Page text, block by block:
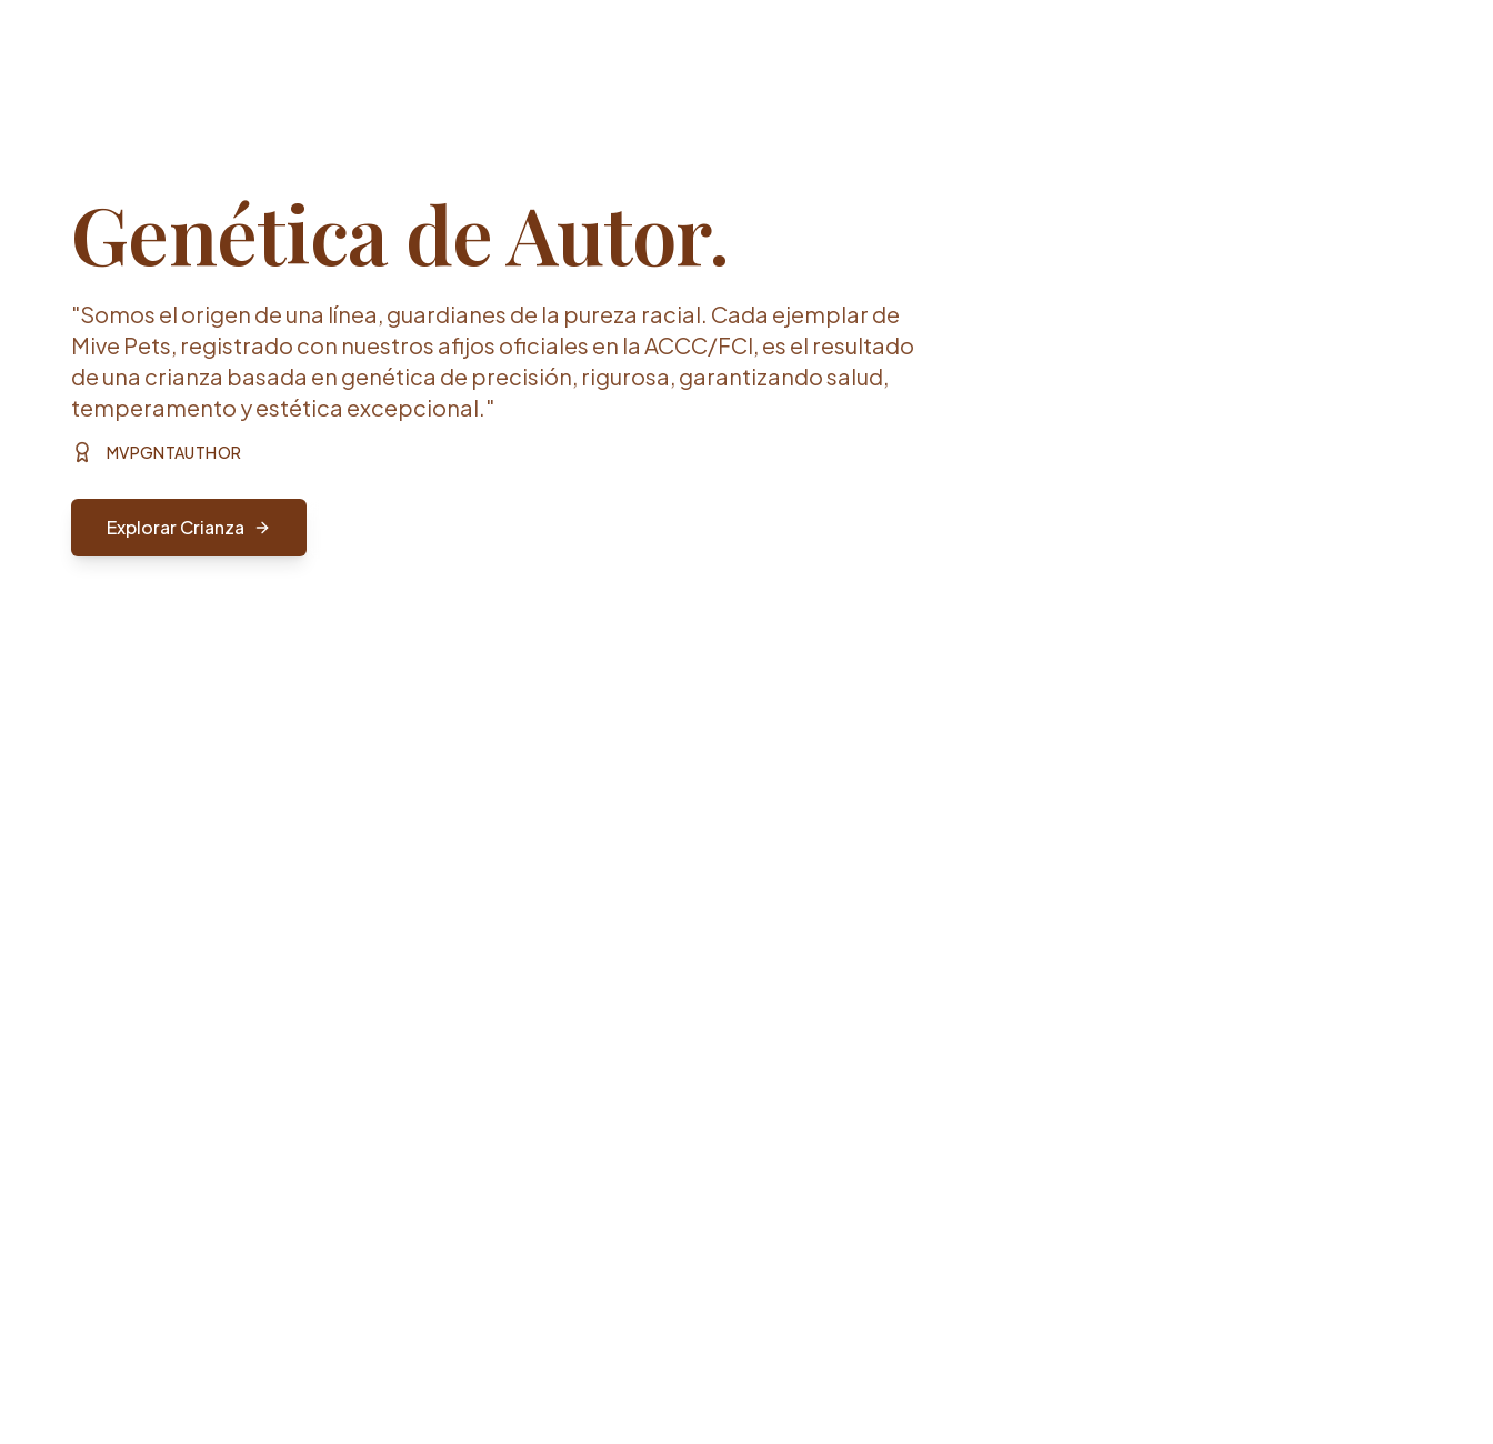
Genética de Autor.
"Somos el origen de una línea, guardianes de la pureza racial. Cada ejemplar de
Mive Pets, registrado con nuestros afijos oficiales en la ACCC/FCI, es el resultado
de una crianza basada en genética de precisión, rigurosa, garantizando salud,
temperamento y estética excepcional."
MVPGNTAUTHOR
Explorar Crianza